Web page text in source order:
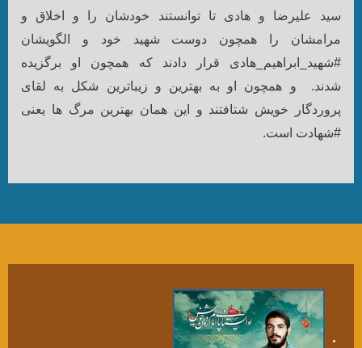
سید علیرضا و هادی تا توانستند خودشان را و اخلاق و
مرامشان را همچون دوست شهید خود و الگویشان
#شهید_ابراهیم_هادی قرار دادند که همچون او برگزیده
شدند. و همچون او به بهترین و زیباترین شکل به لقای
پروردگار خویش شتافتند و این همان بهترین مرگ ها یعنی
#شهادت است.